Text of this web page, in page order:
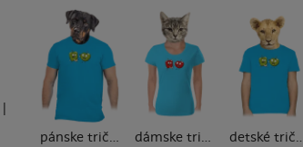
pánske tričko dámske tričko